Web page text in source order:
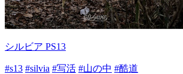
シルビア PS13
#s13 #silvia #写活 #山の中 #酷道